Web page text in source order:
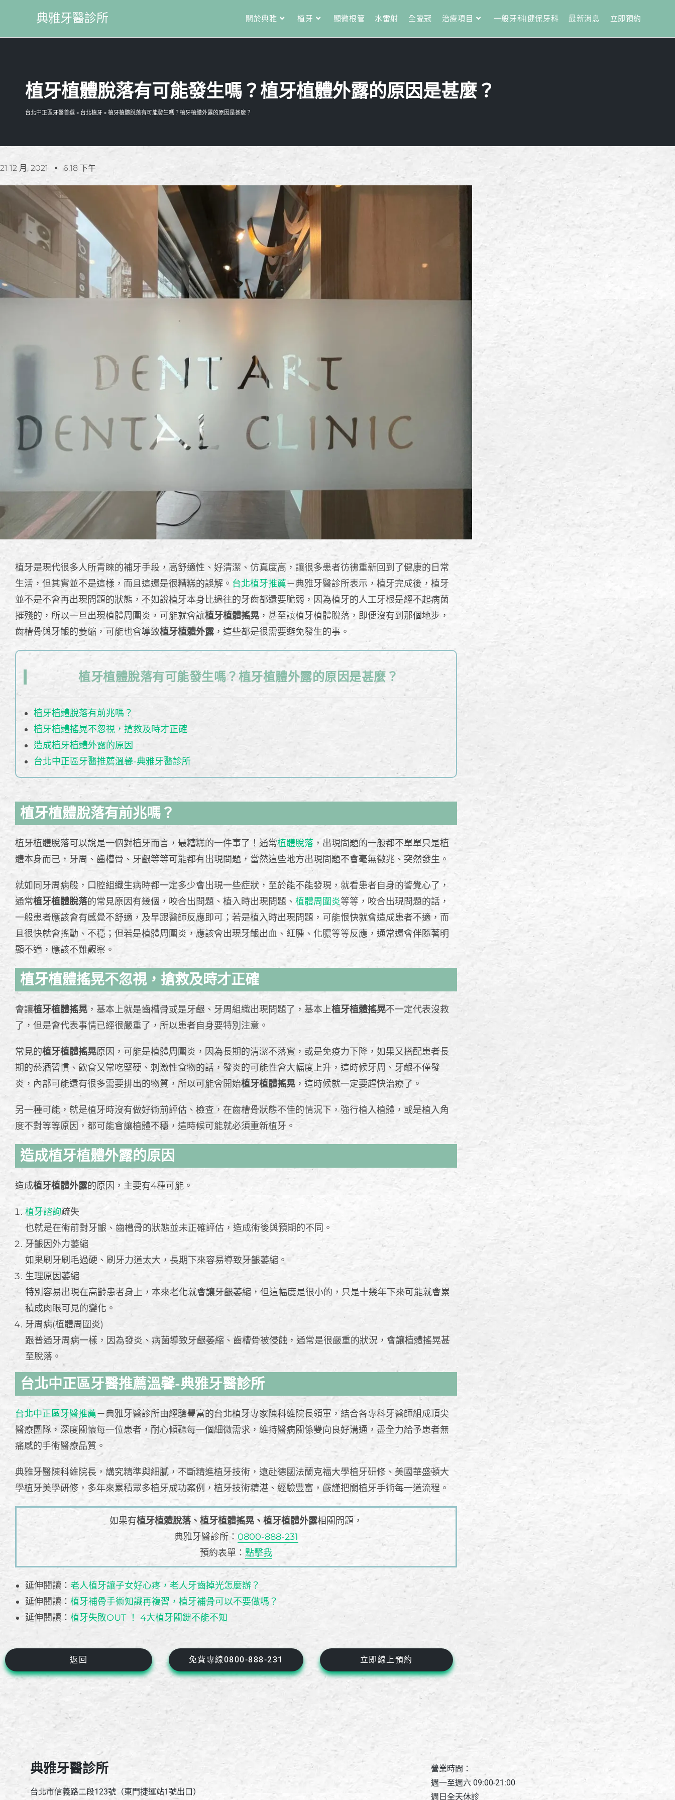
典雅牙醫診所 關於典雅 植牙 顯微根管 水雷射 全瓷冠 治療項目 一般牙科|健保牙科 最新消息 立即預約
植牙植體脫落有可能發生嗎？植牙植體外露的原因是甚麼？
台北中正區牙醫首選 » 台北植牙 » 植牙植體脫落有可能發生嗎？植牙植體外露的原因是甚麼？
21 12 月, 2021 6:18 下午
植牙是現代很多人所青睞的補牙手段，高舒適性、好清潔、仿真度高，讓很多患者彷彿重新回到了健康的日常
生活，但其實並不是這樣，而且這還是很糟糕的誤解。 台北植牙推薦－典雅牙醫診所表示，植牙完成後，植牙
並不是不會再出現問題的狀態，不如說植牙本身比過往的牙齒都還要脆弱，因為植牙的人工牙根是經不起病菌
摧殘的，所以一旦出現植體周圍炎，可能就會讓植牙植體搖晃 ，甚至讓植牙植體脫落，即便沒有到那個地步，
齒槽骨與牙齦的萎縮，可能也會導致植牙植體外露，這些都是很需要避免發生的事。
植牙植體脫落有可能發生嗎？植牙植體外露的原因是甚麼？
植牙植體脫落有前兆嗎？
植牙植體搖晃不忽視，搶救及時才正確
造成植牙植體外露的原因
台北中正區牙醫推薦溫馨-典雅牙醫診所
植牙植體脫落有前兆嗎？
植牙植體脫落可以說是一個對植牙而言，最糟糕的一件事了！通常植體脫落 ，出現問題的一般都不單單只是植
體本身而已，牙周、齒槽骨、牙齦等等可能都有出現問題，當然這些地方出現問題不會毫無徵兆、突然發生。
就如同牙周病般，口腔組織生病時都一定多少會出現一些症狀，至於能不能發現，就看患者自身的警覺心了，
通常植牙植體脫落的常見原因有幾個，咬合出問題、植入時出現問題、 植體周圍炎等等，咬合出現問題的話，
一般患者應該會有感覺不舒適，及早跟醫師反應即可；若是植入時出現問題，可能恨快就會造成患者不適，而
且很快就會搖動、不穩；但若是植體周圍炎，應該會出現牙齦出血、紅腫、化膿等等反應，通常還會伴隨著明
顯不適，應該不難觀察。
植牙植體搖晃不忽視，搶救及時才正確
會讓植牙植體搖晃 ，基本上就是齒槽骨或是牙齦、牙周組織出現問題了，基本上植牙植體搖晃不一定代表沒救
了，但是會代表事情已經很嚴重了，所以患者自身要特別注意。
常見的植牙植體搖晃原因，可能是植體周圍炎，因為長期的清潔不落實，或是免疫力下降，如果又搭配患者長
期的菸酒習慣、飲食又常吃堅硬、刺激性食物的話，發炎的可能性會大幅度上升，這時候牙周、牙齦不僅發
炎，內部可能還有很多需要排出的物質，所以可能會開始植牙植體搖晃 ，這時候就一定要趕快治療了。
另一種可能，就是植牙時沒有做好術前評估、檢查，在齒槽骨狀態不佳的情況下，強行植入植體，或是植入角
度不對等等原因，都可能會讓植體不穩，這時候可能就必須重新植牙。
造成植牙植體外露的原因
造成植牙植體外露的原因，主要有4種可能。
植牙諮詢疏失
也就是在術前對牙齦、齒槽骨的狀態並未正確評估，造成術後與預期的不同。
牙齦因外力萎縮
如果刷牙刷毛過硬、刷牙力道太大，長期下來容易導致牙齦萎縮。
生理原因萎縮
特別容易出現在高齡患者身上，本來老化就會讓牙齦萎縮，但這幅度是很小的，只是十幾年下來可能就會累
積成肉眼可見的變化。
牙周病(植體周圍炎)
跟普通牙周病一樣，因為發炎、病菌導致牙齦萎縮、齒槽骨被侵蝕，通常是很嚴重的狀況，會讓植體搖晃甚
至脫落。
台北中正區牙醫推薦溫馨-典雅牙醫診所
台北中正區牙醫推薦－典雅牙醫診所由經驗豐富的台北植牙專家陳科維院長領軍，結合各專科牙醫師組成頂尖
醫療團隊，深度關懷每一位患者，耐心傾聽每一個細微需求，維持醫病關係雙向良好溝通，盡全力給予患者無
痛感的手術醫療品質。
典雅牙醫陳科維院長，講究精準與細膩，不斷精進植牙技術，遠赴德國法蘭克福大學植牙研修、美國華盛頓大
學植牙美學研修，多年來累積眾多植牙成功案例，植牙技術精湛、經驗豐富，嚴謹把關植牙手術每一道流程。
如果有植牙植體脫落、植牙植體搖晃、植牙植體外露相關問題，
典雅牙醫診所： 0800-888-231
預約表單： 點擊我
延伸閱讀： 老人植牙讓子女好心疼，老人牙齒掉光怎麼辦？
延伸閱讀： 植牙補骨手術知識再複習，植牙補骨可以不要做嗎？
延伸閱讀： 植牙失敗OUT ！ 4大植牙關鍵不能不知
返回 免費專線0800-888-231 立即線上預約
典雅牙醫診所
台北市信義路二段123號（東門捷運站1號出口）
營業時間：
週一至週六 09:00-21:00
週日全天休診